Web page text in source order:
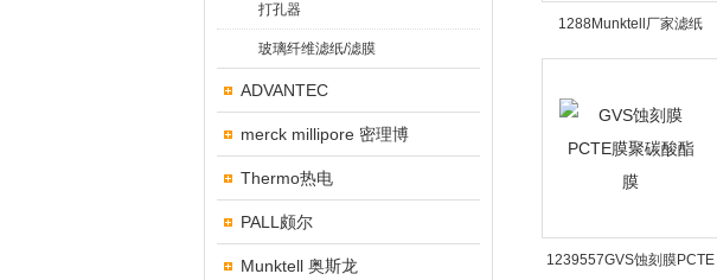
打孔器
玻璃纤维滤纸/滤膜
ADVANTEC
merck millipore 密理博
Thermo热电
PALL颇尔
Munktell 奥斯龙
1288Munktell厂家滤纸
1239557GVS蚀刻膜PCTE